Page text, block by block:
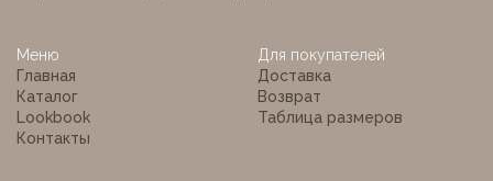
Меню
Главная
Каталог
Lookbook
Контакты
Для покупателей
Доставка
Возврат
Таблица размеров